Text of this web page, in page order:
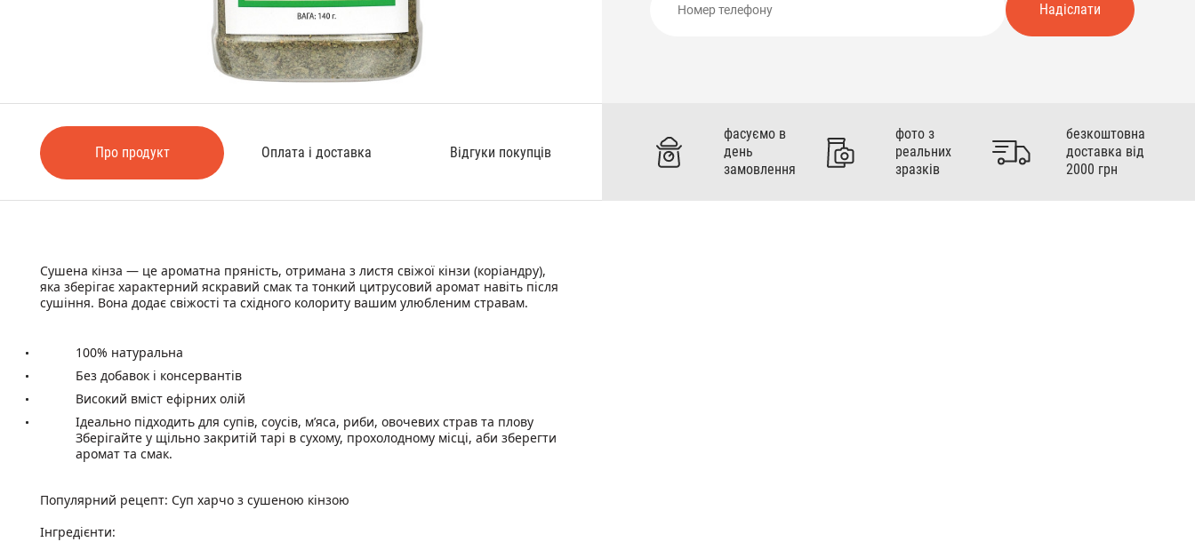
Надіслати
Про продукт Оплата і доставка Відгуки покупців
фасуємо в
день
замовлення
фото з
реальних
зразків
безкоштовна
доставка від
2000 грн
Сушена кінза — це ароматна пряність, отримана з листя свіжої кінзи (коріандру),
яка зберігає характерний яскравий смак та тонкий цитрусовий аромат навіть після
сушіння. Вона додає свіжості та східного колориту вашим улюбленим стравам.
100% натуральна
Без добавок і консервантів
Високий вміст ефірних олій
Ідеально підходить для супів, соусів, м’яса, риби, овочевих страв та плову
Зберігайте у щільно закритій тарі в сухому, прохолодному місці, аби зберегти
аромат та смак.
Популярний рецепт: Суп харчо з сушеною кінзою
Інгредієнти: